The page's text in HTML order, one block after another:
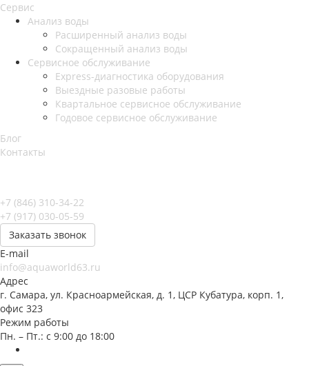
Сервис
Анализ воды
Расширенный анализ воды
Сокращенный анализ воды
Сервисное обслуживание
Express-диагностика оборудования
Выездные разовые работы
Квартальное сервисное обслуживание
Годовое сервисное обслуживание
Блог
Контакты
+7 (846) 310-34-22
+7 (917) 030-05-59
Заказать звонок
E-mail
info@aquaworld63.ru
Адрес
г. Самара, ул. Красноармейская, д. 1, ЦСР Кубатура, корп. 1,
офис 323
Режим работы
Пн. – Пт.: с 9:00 до 18:00